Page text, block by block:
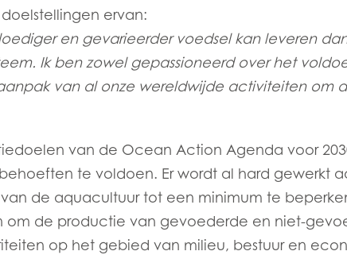
ervan:
en gevarieerder voedsel kan leveren
Ik ben zowel gepassioneerd over het
van al onze wereldwijde activiteiten om
van de Ocean Action Agenda voor
te voldoen. Er wordt al hard gewerkt
de aquacultuur tot een minimum te
om de productie van gevoederde en niet-
op het gebied van milieu, bestuur en